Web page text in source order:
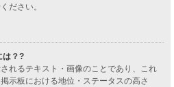
ださい。
は？?
れるテキスト・画像のことであり、これ
示板における地位・ステータスの高さ